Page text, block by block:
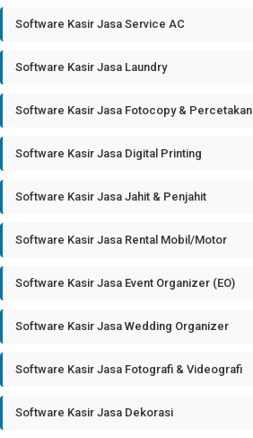
Software Kasir Jasa Service AC
Software Kasir Jasa Laundry
Software Kasir Jasa Fotocopy & Percetakan
Software Kasir Jasa Digital Printing
Software Kasir Jasa Jahit & Penjahit
Software Kasir Jasa Rental Mobil/Motor
Software Kasir Jasa Event Organizer (EO)
Software Kasir Jasa Wedding Organizer
Software Kasir Jasa Fotografi & Videografi
Software Kasir Jasa Dekorasi